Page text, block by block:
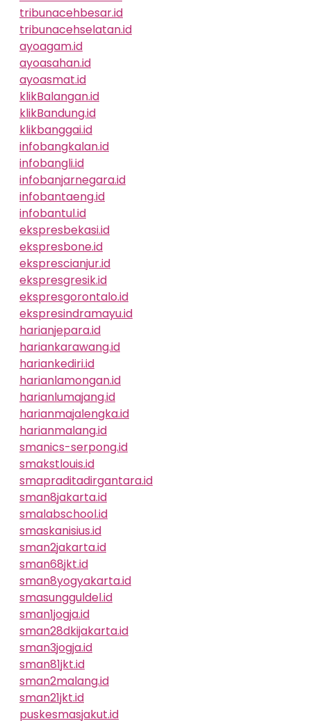
tribunacehbesar.id
tribunacehselatan.id
ayoagam.id
ayoasahan.id
ayoasmat.id
klikBalangan.id
klikBandung.id
klikbanggai.id
infobangkalan.id
infobangli.id
infobanjarnegara.id
infobantaeng.id
infobantul.id
ekspresbekasi.id
ekspresbone.id
eksprescianjur.id
ekspresgresik.id
ekspresgorontalo.id
ekspresindramayu.id
harianjepara.id
hariankarawang.id
hariankediri.id
harianlamongan.id
harianlumajang.id
harianmajalengka.id
harianmalang.id
smanics-serpong.id
smakstlouis.id
smapraditadirgantara.id
sman8jakarta.id
smalabschool.id
smaskanisius.id
sman2jakarta.id
sman68jkt.id
sman8yogyakarta.id
smasungguldel.id
sman1jogja.id
sman28dkijakarta.id
sman3jogja.id
sman81jkt.id
sman2malang.id
sman21jkt.id
puskesmasjakut.id